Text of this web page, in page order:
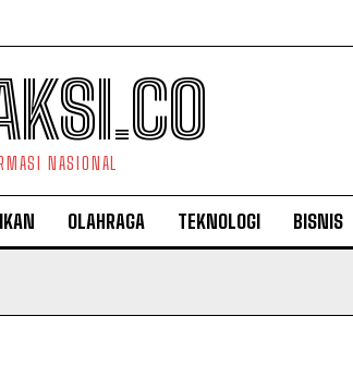
NASIONAL
OLAHRAGA TEKNOLOGI BISNIS